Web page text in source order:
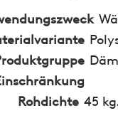
Rohdichte 45